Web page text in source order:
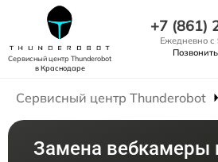
Сервисный центр Thunderobot
в Краснодаре
+7 (861)
Ежедневно
Позвонить
Сервисный центр Thunderobot
Замена вебкамеры